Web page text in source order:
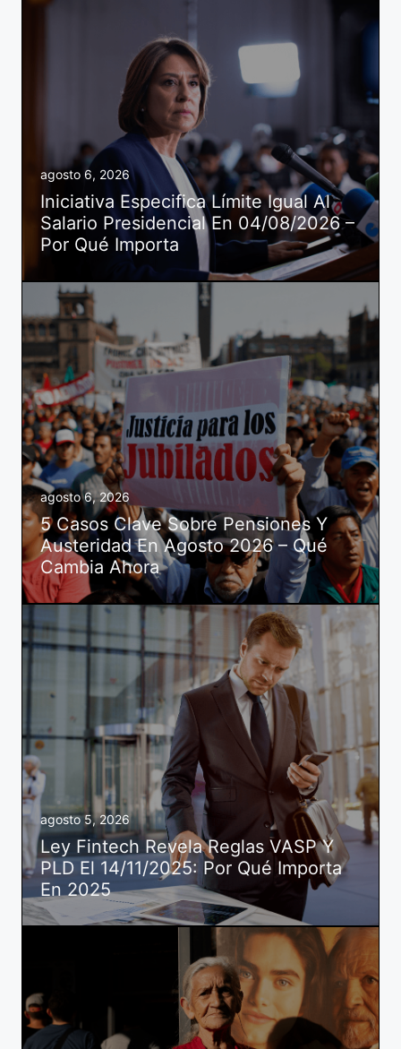
agosto 6, 2026
Iniciativa Especifica Límite Igual Al
Salario Presidencial En 04/08/2026 –
Por Qué Importa
agosto 6, 2026
5 Casos Clave Sobre Pensiones Y
Austeridad En Agosto 2026 – Qué
Cambia Ahora
agosto 5, 2026
Ley Fintech Revela Reglas VASP Y
PLD El 14/11/2025: Por Qué Importa
En 2025